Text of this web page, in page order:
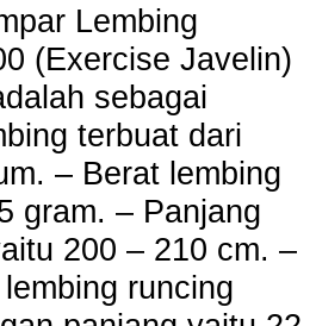
Lembing
(Exercise Javelin)
sebagai
terbuat dari
– Berat lembing
gram. – Panjang
200 – 210 cm. –
runcing